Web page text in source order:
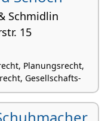
Schmidlin
15
Planungsrecht,
Gesellschafts-